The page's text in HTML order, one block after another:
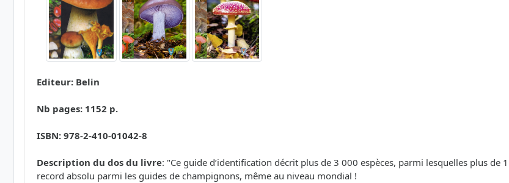
Editeur: Belin
Nb pages: 1152 p.
ISBN: 978-2-410-01042-8
Description du dos du livre: "Ce guide d’identification décrit plus de 3 000 espèces, parmi lesquelles plus
record absolu parmi les guides de champignons, même au niveau mondial !